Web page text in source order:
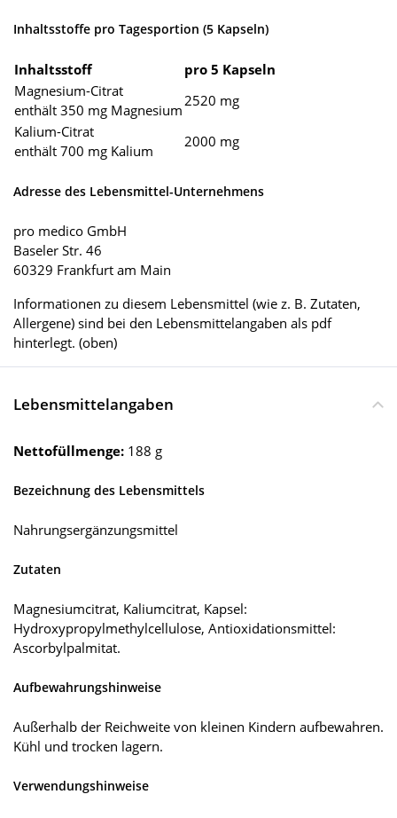
Inhaltsstoffe pro Tagesportion (5 Kapseln)
Inhaltsstoff
pro 5 Kapseln
Magnesium-Citrat
enthält 350 mg Magnesium
2520 mg
Kalium-Citrat
enthält 700 mg Kalium
2000 mg
Adresse des Lebensmittel-Unternehmens
pro medico GmbH
Baseler Str. 46
60329 Frankfurt am Main
Informationen zu diesem Lebensmittel (wie z. B. Zutaten,
Allergene) sind bei den Lebensmittelangaben als pdf
hinterlegt. (oben)
Lebensmittelangaben
Nettofüllmenge: 188 g
Bezeichnung des Lebensmittels
Nahrungsergänzungsmittel
Zutaten
Magnesiumcitrat, Kaliumcitrat, Kapsel:
Hydroxypropylmethylcellulose, Antioxidationsmittel:
Ascorbylpalmitat.
Aufbewahrungshinweise
Außerhalb der Reichweite von kleinen Kindern aufbewahren.
Kühl und trocken lagern.
Verwendungshinweise